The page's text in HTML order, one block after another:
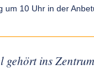
um 10 Uhr in der
gehört ins Zentrum